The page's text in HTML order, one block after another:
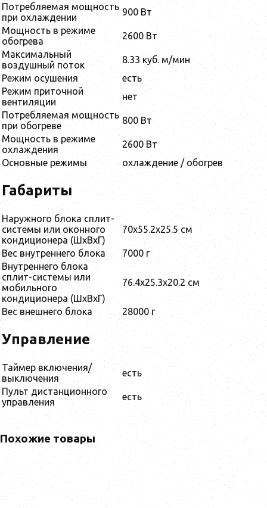
Потребляемая мощность
при охлаждении
900 Вт
Мощность в режиме
обогрева
2600 Вт
Максимальный
воздушный поток
8.33 куб. м/мин
Режим осушения
есть
Режим приточной
вентиляции
нет
Потребляемая мощность
при обогреве
800 Вт
Мощность в режиме
охлаждения
2600 Вт
Основные режимы
охлаждение / обогрев
Габариты
Наружного блока сплит-
системы или оконного
кондиционера (ШxВxГ)
70x55.2x25.5 см
Вес внутреннего блока
7000 г
Внутреннего блока
сплит-системы или
мобильного
кондиционера (ШxВxГ)
76.4x25.3x20.2 см
Вес внешнего блока 28000 г
Управление
Таймер включения/
выключения
есть
Пульт дистанционного
управления
есть
Похожие товары